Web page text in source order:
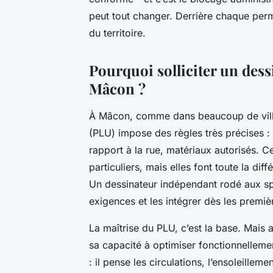
peut tout changer. Derrière chaque
du territoire.
Pourquoi solliciter un
Mâcon ?
À Mâcon, comme dans beaucoup de
(PLU) impose des règles très précises
rapport à la rue, matériaux autorisés.
particuliers, mais elles font toute la
Un dessinateur indépendant rodé aux
exigences et les intégrer dès les
La maîtrise du PLU, c’est la base. Mais
sa capacité à optimiser
: il pense les circulations,